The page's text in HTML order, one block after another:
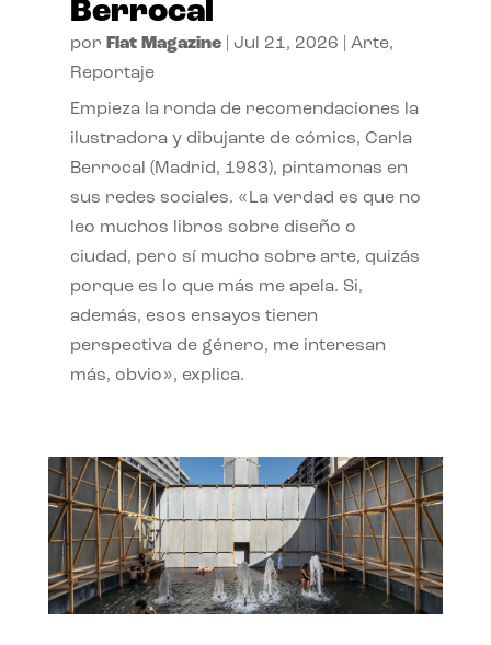
Berrocal
por Flat Magazine| Jul 21, 2026 Arte,
Reportaje
Empieza la ronda de recomendaciones la
ilustradora y dibujante de cómics, Carla
Berrocal (Madrid, 1983), pintamonas en
sus redes sociales. «La verdad es que no
leo muchos libros sobre diseño o
ciudad, pero sí mucho sobre arte, quizás
porque es lo que más me apela. Si,
además, esos ensayos tienen
perspectiva de género, me interesan
más, obvio», explica.